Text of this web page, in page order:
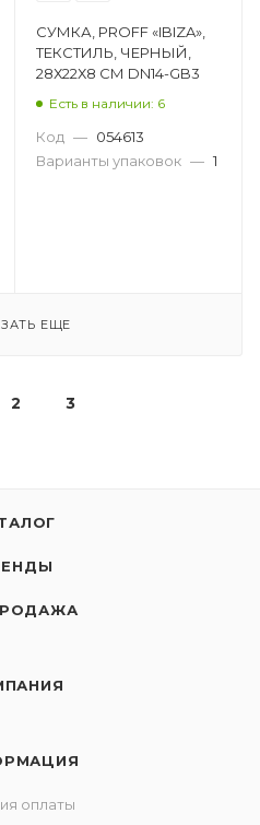
СУМКА, PROFF «IBIZA»,
ТЕКСТИЛЬ, ЧЕРНЫЙ,
28Х22Х8 СМ DN14-GB3
Есть в наличии: 6
Код — 054613
Варианты упаковок — 1
ЕЩЕ
2 3
оплаты